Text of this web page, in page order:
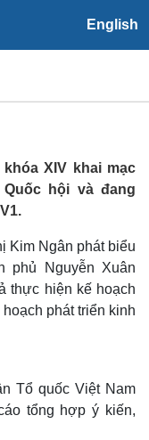
English
thời tiết
VOV
Quốc hội
XIV khai mạc
hội và đang
Kim Ngân phát biểu
phủ Nguyễn Xuân
thực hiện kế hoạch
phát triển kinh
Tổ quốc Việt Nam
tổng hợp ý kiến,